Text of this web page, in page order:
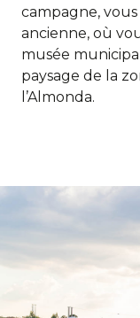
campagne,
ancienne, où
musée
paysage de la
l’Almonda.